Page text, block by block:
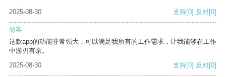
2025-08-30
支持[0] 反对[0]
游客
这款app的功能非常强大，可以满足我所有的工作需求，让我能够在工作
中游刃有余。
2025-08-30
支持[0] 反对[0]